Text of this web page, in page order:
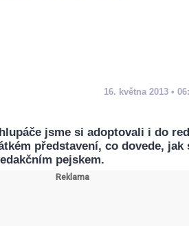
16. května 2013 •
jsme si adoptovali i do
představení, co dovede, jak
pejskem.